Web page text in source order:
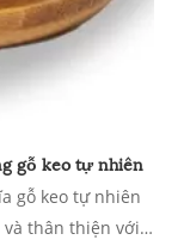
gỗ keo tự nhiên
gỗ keo tự nhiên
thân thiện với